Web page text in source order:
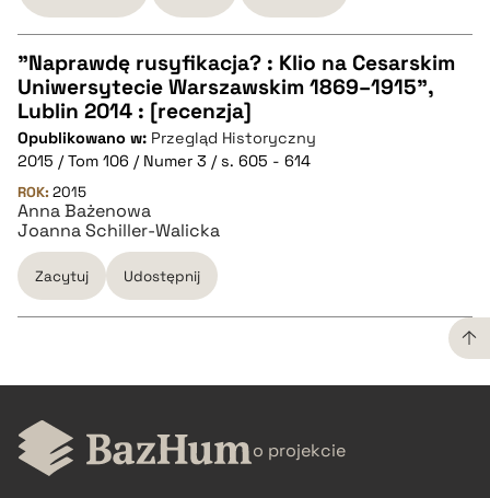
pobierz cytat
CZYSTY TEKST
pobierz cytat
BIBTEX
pobierz cytat
"Naprawdę rusyfikacja? : Klio na Cesarskim
Uniwersytecie Warszawskim 1869–1915",
Lublin 2014 : [recenzja]
Opublikowano w: Przegląd Historyczny
2015 / Tom 106 / Numer 3 / s. 605 - 614
ROK: 2015
Anna Bażenowa
Joanna Schiller-Walicka
Zacytuj Udostępnij
CZYSTY TEKST
pobierz cytat o projekcie